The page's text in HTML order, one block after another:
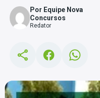
Por Equipe Nova
Concursos
Redator